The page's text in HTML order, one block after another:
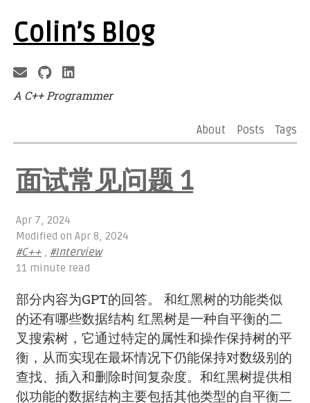
Colin’s Blog
A C++ Programmer
About Posts Tags
面试常见问题 1
Apr 7, 2024
Modified onApr 8, 2024
#C++ , #Interview
11 minute read
部分内容为GPT的回答。 和红黑树的功能类似
的还有哪些数据结构 红黑树是一种自平衡的二
叉搜索树，它通过特定的属性和操作保持树的平
衡，从而实现在最坏情况下仍能保持对数级别的
查找、插入和删除时间复杂度。和红黑树提供相
似功能的数据结构主要包括其他类型的自平衡二